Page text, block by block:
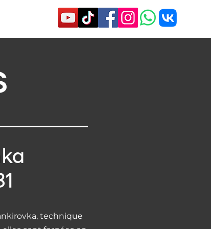
technique